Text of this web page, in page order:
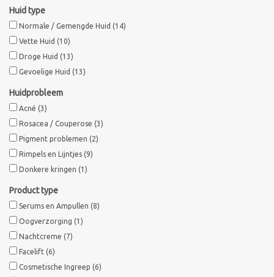
Huid type
Normale / Gemengde Huid (14)
Vette Huid (10)
Droge Huid (13)
Gevoelige Huid (13)
Huidprobleem
Acné (3)
Rosacea / Couperose (3)
Pigment problemen (2)
Rimpels en Lijntjes (9)
Donkere kringen (1)
Product type
Serums en Ampullen (8)
Oogverzorging (1)
Nachtcreme (7)
Facelift (6)
Cosmetische Ingreep (6)